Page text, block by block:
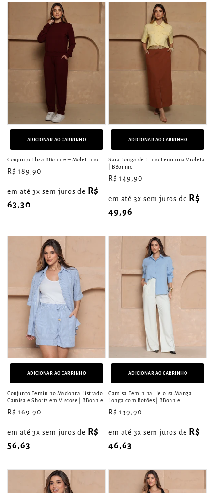
Conjunto Eliza BBonnie – Moletinho
Preço
R$ 189,90
em até 3x sem juros de R$
63,30
ADICIONAR AO CARRINHO
Saia Longa de Linho Feminina Violeta
| BBonnie
Preço
R$ 149,90
em até 3x sem juros de R$
49,96
ADICIONAR AO CARRINHO
Conjunto Feminino Madonna Listrado
Camisa e Shorts em Viscose | BBonnie
Preço
R$ 169,90
em até 3x sem juros de R$
56,63
ADICIONAR AO CARRINHO
Camisa Feminina Heloisa Manga
Longa com Botões | BBonnie
Preço
R$ 139,90
em até 3x sem juros de R$
46,63
ADICIONAR AO CARRINHO